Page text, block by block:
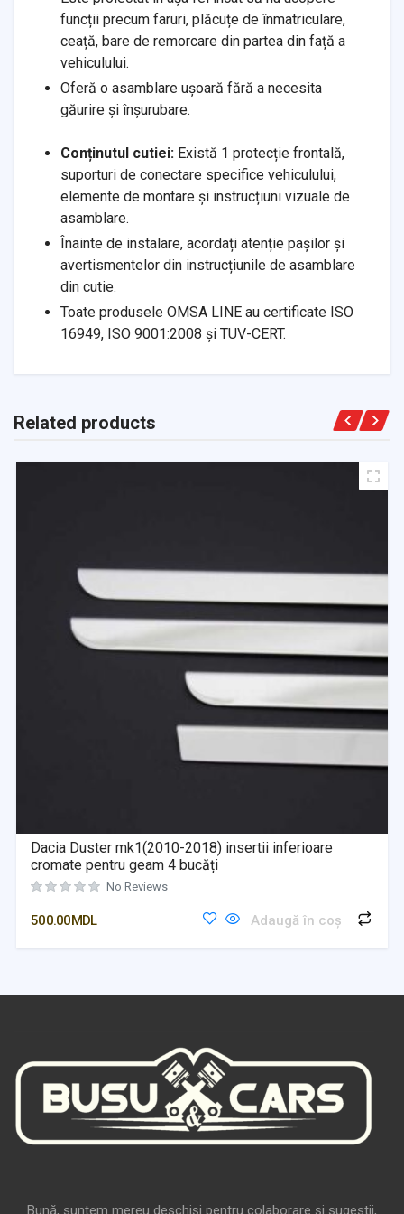
funcții precum faruri, plăcuțe de înmatriculare,
ceață, bare de remorcare din partea din față a
vehiculului.
Oferă o asamblare ușoară fără a necesita
găurire și înșurubare.
Conținutul cutiei: Există 1 protecție frontală,
suporturi de conectare specifice vehiculului,
elemente de montare și instrucțiuni vizuale de
asamblare.
Înainte de instalare, acordați atenție pașilor și
avertismentelor din instrucțiunile de asamblare
din cutie.
Toate produsele OMSA LINE au certificate ISO
16949, ISO 9001:2008 și TUV-CERT.
Related products
Dacia Duster mk1(2010-2018) insertii inferioare
cromate pentru geam 4 bucăți
No Reviews
500.00MDL Adaugă în coș
Bună, suntem mereu deschiși pentru colaborare și sugestii,